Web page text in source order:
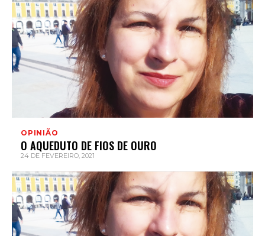
OPINIÃO
O AQUEDUTO DE FIOS DE OURO
24 DE FEVEREIRO, 2021